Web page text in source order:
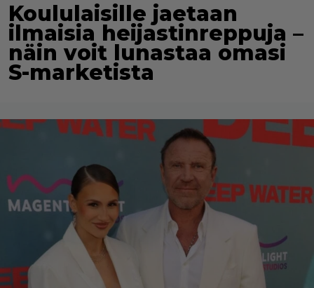
Koululaisille jaetaan
ilmaisia heijastinreppuja –
näin voit lunastaa omasi
S-marketista